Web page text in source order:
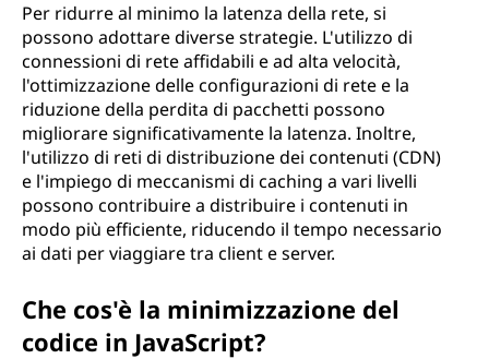
Per ridurre al minimo la latenza della rete, si
possono adottare diverse strategie. L'utilizzo di
connessioni di rete affidabili e ad alta velocità,
l'ottimizzazione delle configurazioni di rete e la
riduzione della perdita di pacchetti possono
migliorare significativamente la latenza. Inoltre,
l'utilizzo di reti di distribuzione dei contenuti (CDN)
e l'impiego di meccanismi di caching a vari livelli
possono contribuire a distribuire i contenuti in
modo più efficiente, riducendo il tempo necessario
ai dati per viaggiare tra client e server.
Che cos'è la minimizzazione del
codice in JavaScript?